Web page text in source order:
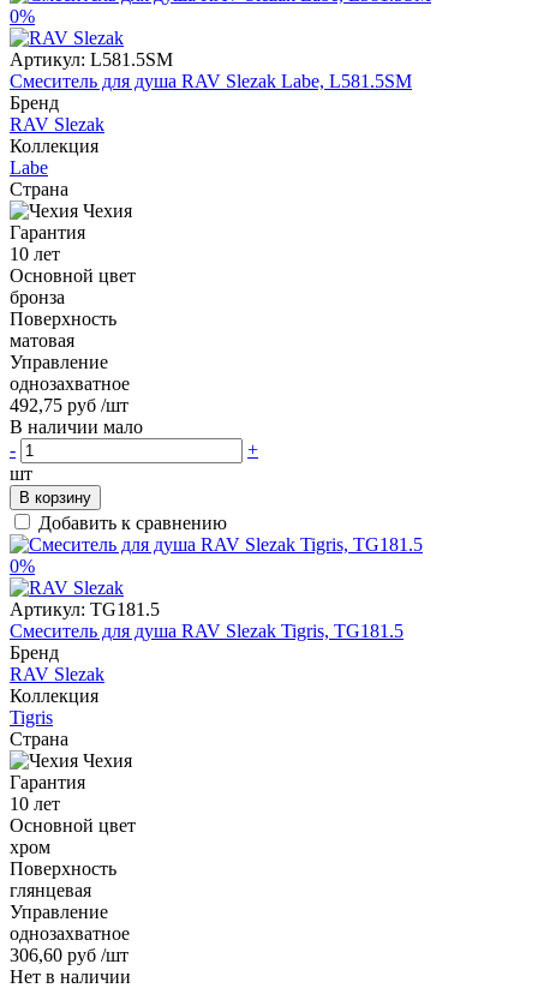
0%
Артикул: L581.5SM
Смеситель для душа RAV Slezak Labe, L581.5SM
Бренд
RAV Slezak
Коллекция
Labe
Страна
Чехия
Гарантия
10 лет
Основной цвет
бронза
Поверхность
матовая
Управление
однозахватное
492,75 руб /шт
В наличии мало
-
+
шт
В корзину
Добавить к сравнению
0%
Артикул: TG181.5
Смеситель для душа RAV Slezak Tigris, TG181.5
Бренд
RAV Slezak
Коллекция
Tigris
Страна
Чехия
Гарантия
10 лет
Основной цвет
хром
Поверхность
глянцевая
Управление
однозахватное
306,60 руб /шт
Нет в наличии